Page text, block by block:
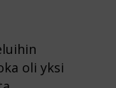
oli yksi